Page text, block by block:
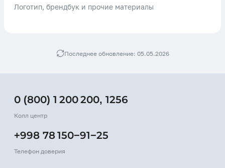
Логотип, брендбук и прочие материалы
Последнее обновление: 05.05.2026
0 (800) 1 200 200, 1256
Колл центр
+998 78 150−91−25
Телефон доверия